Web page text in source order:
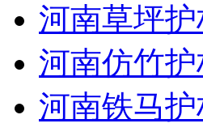
河南草坪护
河南仿竹护
河南铁马护